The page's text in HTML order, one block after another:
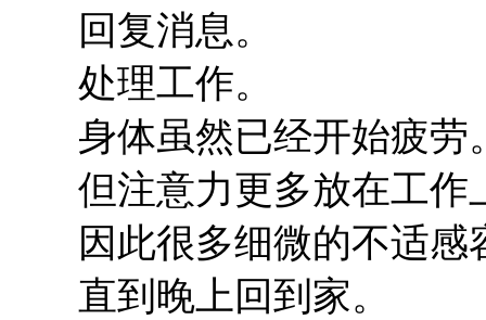
回复消息。
处理工作。
身体虽然已经开始疲劳
但注意力更多放在工作
因此很多细微的不适感
直到晚上回到家。